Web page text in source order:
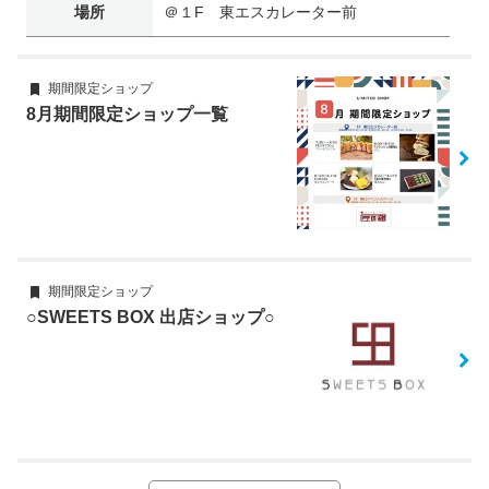
場所 ＠１F 東エスカレーター前
期間限定ショップ
8月期間限定ショップ一覧
期間限定ショップ
○SWEETS BOX 出店ショップ○